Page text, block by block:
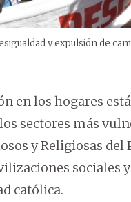
y expulsión de
en los hogares
sectores más
y Religiosas del
sociales
católica.